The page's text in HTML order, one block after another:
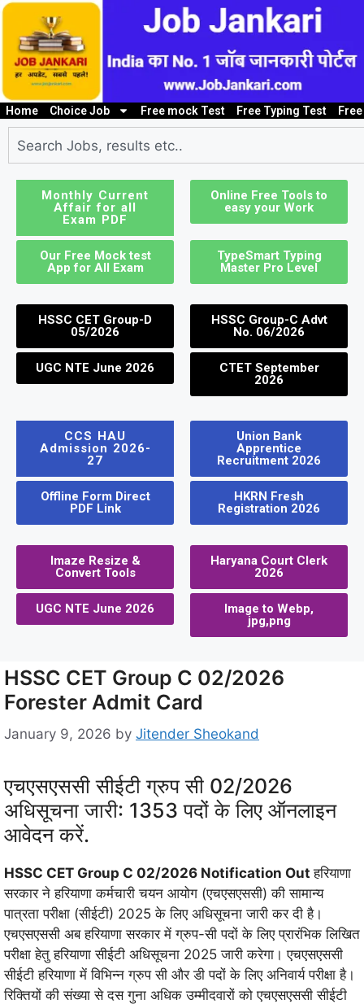
Home Choice Job
10th/ 12th pass job
Free mock Test Free Typing Test
Monthly Current
Affair for all
Exam PDF
Online Free Tools to
easy your Work
Our Free Mock test
App for All Exam
TypeSmart Typing
Master Pro Level
HSSC CET Group-D
05/2026
HSSC Group-C Advt
No. 06/2026
UGC NTE June 2026
CTET September
2026
CCS HAU
Admission 2026-
27
Union Bank
Apprentice
Recruitment 2026
Offline Form Direct
PDF Link
HKRN Fresh
Registration 2026
Imaze Resize &
Convert Tools
Haryana Court Clerk
2026
UGC NTE June 2026
Image to Webp,
jpg,png
HSSC CET Group C 02/2026
Forester Admit Card
January 9, 2026 by Jitender Sheokand
एचएसएससी सीईटी ग्रुप सी 02/2026
अधिसूचना जारी: 1353 पदों के लिए ऑनलाइन
आवेदन करें.
HSSC CET Group C 02/2026 Notification Outहरियाणा
सरकार ने हरियाणा कर्मचारी चयन आयोग (एचएसएससी) की सामान्य
पात्रता परीक्षा (सीईटी) 2025 के लिए अधिसूचना जारी कर दी है।
एचएसएससी अब हरियाणा सरकार में ग्रुप-सी पदों के लिए प्रारंभिक लिखित
परीक्षा हेतु हरियाणा सीईटी अधिसूचना 2025 जारी करेगा। एचएसएससी
सीईटी हरियाणा में विभिन्न ग्रुप सी और डी पदों के लिए अनिवार्य परीक्षा है।
रिक्तियों की संख्या से दस गुना अधिक उम्मीदवारों को एचएसएससी सीईटी